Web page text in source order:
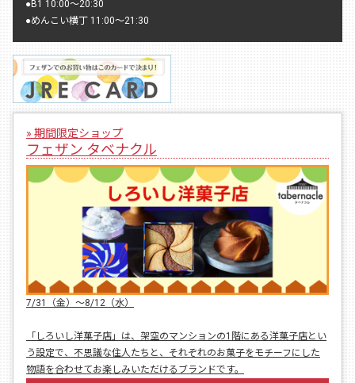
●B1 10:00〜20:30
●めんこい横丁 11:00〜21:30
» 期間限定ショップ
フェザン タベナクル
7/31（金）〜8/12（水）
「しろいし洋菓子店」は、架空のマンションの1階にある洋菓子店とい
う設定で、不思議な住人たちと、それぞれのお菓子をモチーフにした
物語を合わせてお楽しみいただけるブランドです。